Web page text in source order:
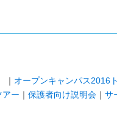
｜ オープンキャンパス2016
アー ｜ 保護者向け説明会｜ サ